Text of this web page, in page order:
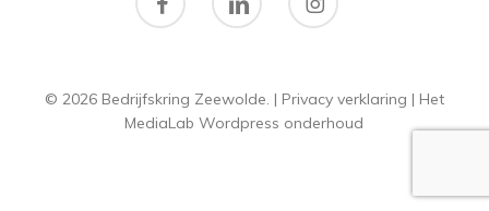
© 2026 Bedrijfskring Zeewolde. | Privacy verklaring | Het
MediaLab Wordpress onderhoud